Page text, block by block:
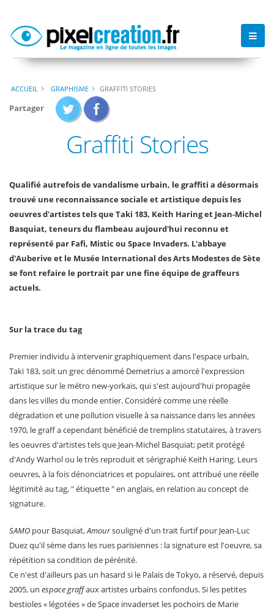
ACCUEIL GRAPHISME GRAFFITI STORIES
Partager
Graffiti Stories
Qualifié autrefois de vandalisme urbain, le graffiti a désormais
trouvé une reconnaissance sociale et artistique depuis les
oeuvres d'artistes tels que Taki 183, Keith Haring et Jean-Michel
Basquiat, teneurs du flambeau aujourd'hui reconnu et
représenté par Fafi, Mistic ou Space Invaders. L'abbaye
d'Auberive et le Musée International des Arts Modestes de Sète
se font refaire le portrait par une fine équipe de graffeurs
actuels.
Sur la trace du tag
Premier individu à intervenir graphiquement dans l'espace urbain,
Taki 183, soit un grec dénommé Demetrius a amorcé l'expression
artistique sur le métro new-yorkais, qui s'est aujourd'hui propagée
dans les villes du monde entier. Considéré comme une réelle
dégradation et une pollution visuelle à sa naissance dans les années
1970, le graff a cependant bénéficié de tremplins statutaires, à travers
les oeuvres d'artistes tels que Jean-Michel Basquiat; petit protégé
d'Andy Warhol ou le très reproduit et sérigraphié Keith Haring. Leurs
oeuvres, à la fois dénonciatrices et populaires, ont attribué une réelle
légitimité au tag, " étiquette " en anglais, en relation au concept de
signature.
SAMO pour Basquiat,Amoursouligné d'un trait furtif pour Jean-Luc
Duez qu'il sème dans les rues parisiennes : la signature est l'oeuvre, sa
répétition sa condition de pérénité.
Ce n'est d'ailleurs pas un hasard si le Palais de Tokyo, a réservé, depuis
2005, un espace graffaux artistes urbains confondus. Si les petites
bestioles « légotées » de Space invaderset les pochoirs de Marie